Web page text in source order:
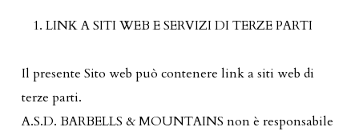
LINK A SITI WEB E SERVIZI DI TERZE PARTI
Il presente Sito web può contenere link a siti web di
terze parti.
A.S.D. BARBELLS & MOUNTAINS non è responsabile